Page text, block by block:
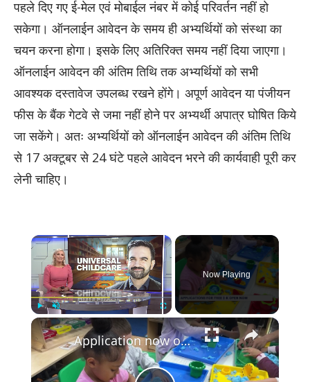
पहले दिए गए ई-मेल एवं मोबाईल नंबर में कोई परिवर्तन नहीं हो
सकेगा। ऑनलाईन आवेदन के समय ही अभ्यर्थियों को संस्था का
चयन करना होगा। इसके लिए अतिरिक्त समय नहीं दिया जाएगा।
ऑनलाईन आवेदन की अंतिम तिथि तक अभ्यर्थियों को सभी
आवश्यक दस्तावेज उपलब्ध रखने होंगे। अपूर्ण आवेदन या पंजीयन
फीस के बैंक गेटवे से जमा नहीं होने पर अभ्यर्थी अपात्र घोषित किये
जा सकेंगे। अतः अभ्यर्थियों को ऑनलाईन आवेदन की अंतिम तिथि
से 17 अक्टूबर से 24 घंटे पहले आवेदन भरने की कार्यवाही पूरी कर
लेनी चाहिए।
×
Play Unmute Fullscreen
Now Playing
×
Application now open for free 2-K program